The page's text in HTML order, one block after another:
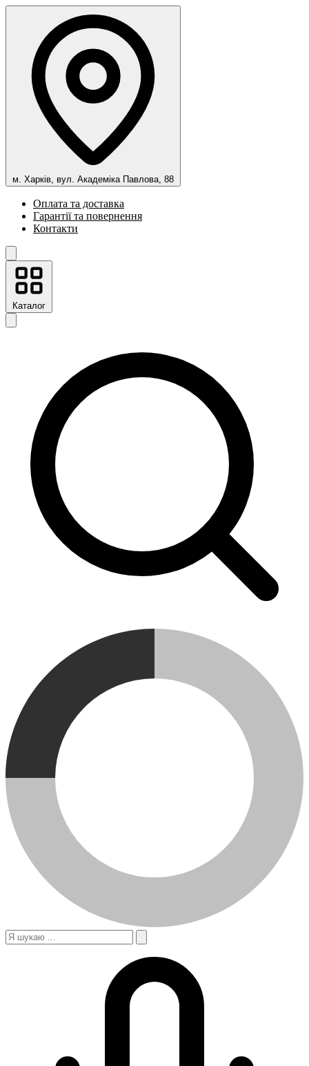
м. Харків, вул. Академіка Павлова, 88
Оплата та доставка
Гарантії та повернення
Контакти
Каталог